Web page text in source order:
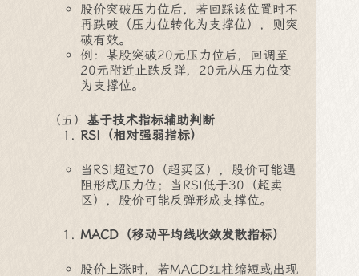
股价突破压力位后，若回踩该位置时不
再跌破（压力位转化为支撑位），则突
破有效。
例：某股突破20元压力位后，回调至
20元附近止跌反弹，20元从压力位变
为支撑位。
（五） 基于技术指标辅助判断
RSI（相对强弱指标）
当RSI超过70（超买区），股价可能遇
阻形成压力位；当RSI低于30（超卖
区），股价可能反弹形成支撑位。
MACD（移动平均线收敛发散指标）
股价上涨时，若MACD红柱缩短或出现